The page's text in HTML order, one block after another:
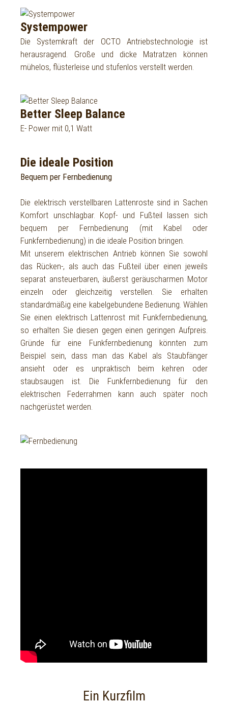
Systempower
Die Systemkraft der OCTO Antriebstechnologie ist
herausragend. Große und dicke Matratzen können
mühelos, flüsterleise und stufenlos verstellt werden.
Better Sleep Balance
E- Power mit 0,1 Watt
Die ideale Position
Bequem per Fernbedienung
Die elektrisch verstellbaren Lattenroste sind in Sachen
Komfort unschlagbar. Kopf- und Fußteil lassen sich
bequem per Fernbedienung (mit Kabel oder
Funkfernbedienung) in die ideale Position bringen.
Mit unserem elektrischen Antrieb können Sie sowohl
das Rücken-, als auch das Fußteil über einen jeweils
separat ansteuerbaren, äußerst geräuscharmen Motor
einzeln oder gleichzeitig verstellen. Sie erhalten
standardmäßig eine kabelgebundene Bedienung. Wählen
Sie einen elektrisch Lattenrost mit Funkfernbedienung,
so erhalten Sie diesen gegen einen geringen Aufpreis.
Gründe für eine Funkfernbedienung könnten zum
Beispiel sein, dass man das Kabel als Staubfänger
ansieht oder es unpraktisch beim kehren oder
staubsaugen ist. Die Funkfernbedienung für den
elektrischen Federrahmen kann auch später noch
nachgerüstet werden.
Ein Kurzfilm